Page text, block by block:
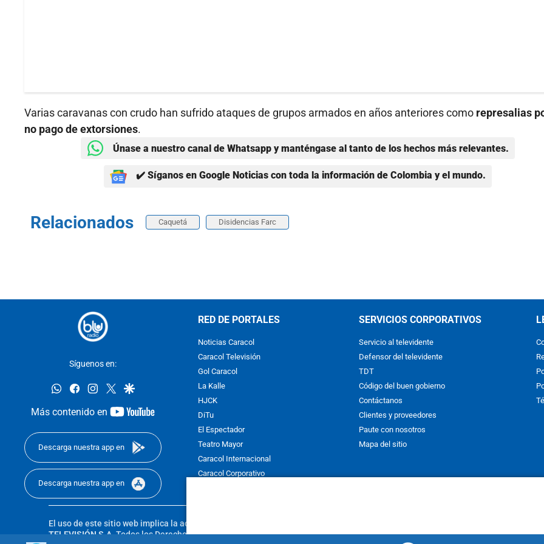
Varias caravanas con crudo han sufrido ataques de grupos armados en años anteriores como represalias
no pago de extorsiones.
Únase a nuestro canal de Whatsapp y manténgase al tanto de los hechos más relevantes.
✔️ Síganos en Google Noticias con toda la información de Colombia y el mundo.
Relacionados Caquetá Disidencias Farc
Síguenos en:
whatsappfacebookinstagram
twittergoogle
Más contenido en
youtube-
Descarga nuestra app en
Descarga nuestra app en
RED DE PORTALES
Noticias Caracol
Caracol Televisión
Gol Caracol
La Kalle
HJCK
DiTu
El Espectador
Teatro Mayor
Caracol Internacional
Caracol Corporativo
SERVICIOS CORPORATIVOS
Servicio al televidente
Defensor del televidente
TDT
Código del buen gobierno
Contáctanos
Clientes y proveedores
Paute con nosotros
Mapa del sitio
El uso de este sitio web implica la aceptación de los
TELEVISIÓN S.A.Todos los Derechos Reservados D.R.A. Prohibida su reproducción total o parcial, así como su traducción a